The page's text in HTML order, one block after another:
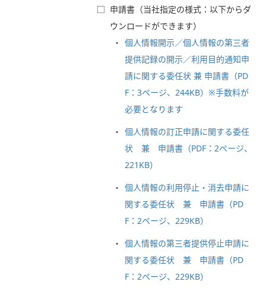
□ 申請書（当社指定の様式：以下からダ
ウンロードができます）
個人情報開示／個人情報の第三者
提供記録の開示／利用目的通知申
請に関する委任状 兼 申請書（PD
F：3ページ、244KB）※手数料が
必要となります
個人情報の訂正申請に関する委任
状 兼 申請書（PDF：2ページ、
221KB）
個人情報の利用停止・消去申請に
関する委任状 兼 申請書（PD
F：2ページ、229KB）
個人情報の第三者提供停止申請に
関する委任状 兼 申請書（PD
F：2ページ、229KB）